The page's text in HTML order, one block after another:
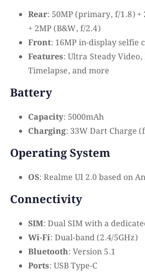
Rear: 50MP (primary, f/1.8) +
+ 2MP (B&W, f/2.4)
Front: 16MP in-display selfie
Features: Ultra Steady
Timelapse, and more
Battery
Capacity: 5000mAh
Charging: 33W Dart Charge
Operating System
OS: Realme UI 2.0 based on
Connectivity
SIM: Dual SIM with a
Wi-Fi: Dual-band (2.4/5GHz)
Bluetooth: Version 5.1
Ports: USB Type-C